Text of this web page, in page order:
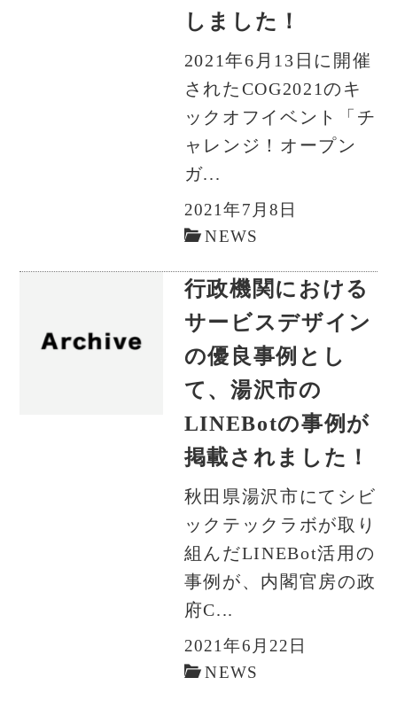
しました！
2021年6月13日に開催
されたCOG2021のキ
ックオフイベント「チ
ャレンジ！オープン
ガ...
2021年7月8日
NEWS
行政機関における
サービスデザイン
の優良事例とし
て、湯沢市の
LINEBotの事例が
掲載されました！
秋田県湯沢市にてシビ
ックテックラボが取り
組んだLINEBot活用の
事例が、内閣官房の政
府C...
2021年6月22日
NEWS